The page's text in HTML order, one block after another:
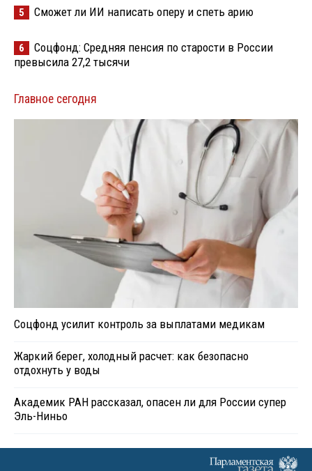
5 Сможет ли ИИ написать оперу и спеть арию
6
Соцфонд: Средняя пенсия по старости в России
превысила 27,2 тысячи
Главное сегодня
Соцфонд усилит контроль за выплатами медикам
Жаркий берег, холодный расчет: как безопасно
отдохнуть у воды
Академик РАН рассказал, опасен ли для России супер
Эль-Ниньо